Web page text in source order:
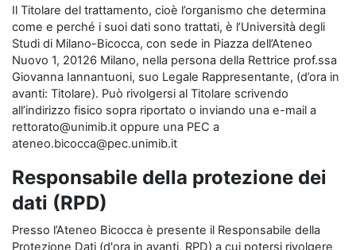
Il Titolare del trattamento, cioè l’organismo che determina
come e perché i suoi dati sono trattati, è l’Università degli
Studi di Milano-Bicocca, con sede in Piazza dell’Ateneo
Nuovo 1, 20126 Milano, nella persona della Rettrice prof.ssa
Giovanna Iannantuoni, suo Legale Rappresentante, (d’ora in
avanti: Titolare). Può rivolgersi al Titolare scrivendo
all’indirizzo fisico sopra riportato o inviando una e-mail a
rettorato@unimib.it oppure una PEC a
ateneo.bicocca@pec.unimib.it
Responsabile della protezione dei
dati (RPD)
Presso l’Ateneo Bicocca è presente il Responsabile della
Protezione Dati (d'ora in avanti, RPD) a cui potersi rivolgere